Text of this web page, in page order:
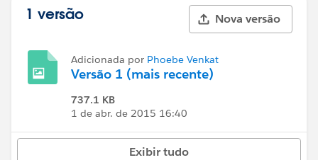
1 versão Nova versão
Adicionada por Phoebe Venkat
Versão 1 (mais recente)
737.1 KB
1 de abr. de 2015 16:40
Exibir tudo